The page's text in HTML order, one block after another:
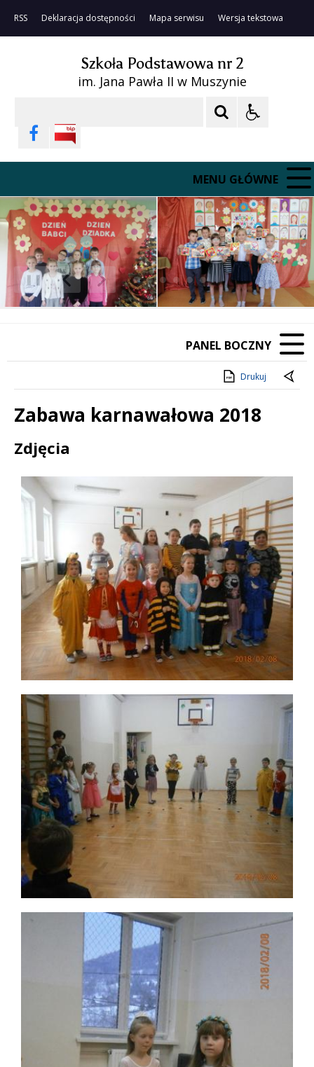
RSS Deklaracja dostępności Mapa serwisu Wersja tekstowa
Szkoła Podstawowa nr 2
im. Jana Pawła II w Muszynie
MENU GŁÓWNE
Poprzedni Element
Następny Element
❚❚
PANEL BOCZNY
Drukuj
Zabawa karnawałowa 2018
Treść
Zdjęcia